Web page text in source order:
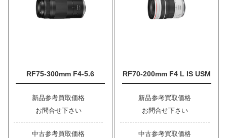
RF75-300mm F4-5.6
新品参考買取価格
お問合せ下さい
中古参考買取価格
RF70-200mm F4 L IS USM
新品参考買取価格
お問合せ下さい
中古参考買取価格